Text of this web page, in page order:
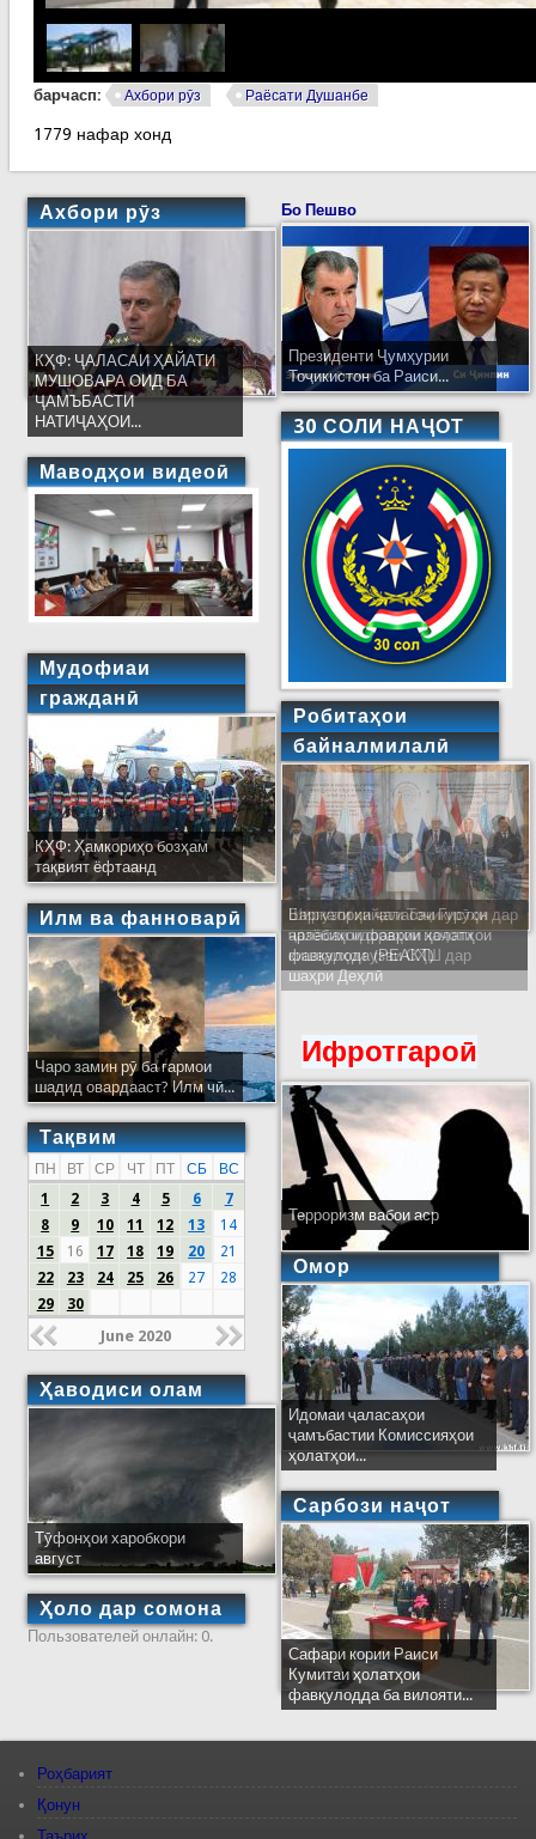
барчасп: Ахбори рӯз Раёсати Душанбе
1779 нафар хонд
Ахбори рӯз
КҲФ: ҶАЛАСАИ ҲАЙАТИ
МУШОВАРА ОИД БА
ҶАМЪБАСТИ
НАТИҶАҲОИ...
Маводҳои видеоӣ
Мудофиаи
гражданӣ
КҲФ: Ҳамкориҳо бозҳам
тақвият ёфтаанд
Илм ва фанноварӣ
Чаро замин рӯ ба гармои
шадид овардааст? Илм чӣ...
Тақвим
ПН ВТ СР ЧТ ПТ СБ
ВС
1
2 3 4 5 6
7
8
9 10 11 12 13
14
15
16 17 18 19 20
21
22
23 24 25 26 27
28
29
30
June 2020
Ҳаводиси олам
Тӯфонҳои харобкори
август
Ҳоло дар сомона
Пользователей онлайн: 0.
Бо Пешво
Президенти Ҷумҳурии
Тоҷикистон ба Раиси...
30 СОЛИ НАҶОТ
Робитаҳои
байналмилалӣ
Ширкати ҳайати Тоҷикистон дар
ҷаласаи идораҳои наҷоти
кишварҳои узви СҲШ дар
шаҳри Деҳлӣ
Ифротгароӣ
Терроризм вабои аср
Омор
Идомаи ҷаласаҳои
ҷамъбастии Комиссияҳои
ҳолатҳои...
Сарбози наҷот
Сафари кории Раиси
Кумитаи ҳолатҳои
фавқулодда ба вилояти...
Роҳбарият
Қонун